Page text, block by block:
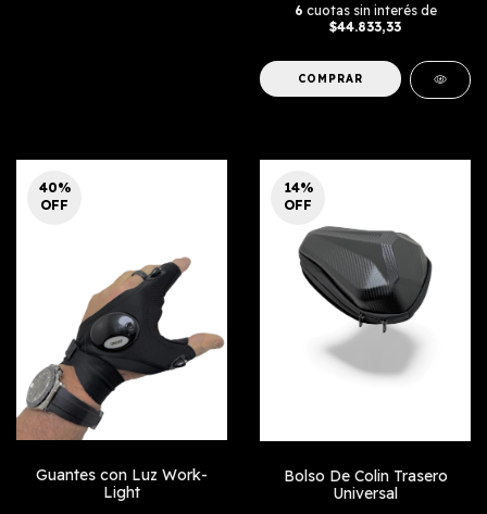
6 cuotas sin interés de
$44.833,33
COMPRAR
40%
OFF
Guantes con Luz Work-
Light
14%
OFF
Bolso De Colin Trasero
Universal